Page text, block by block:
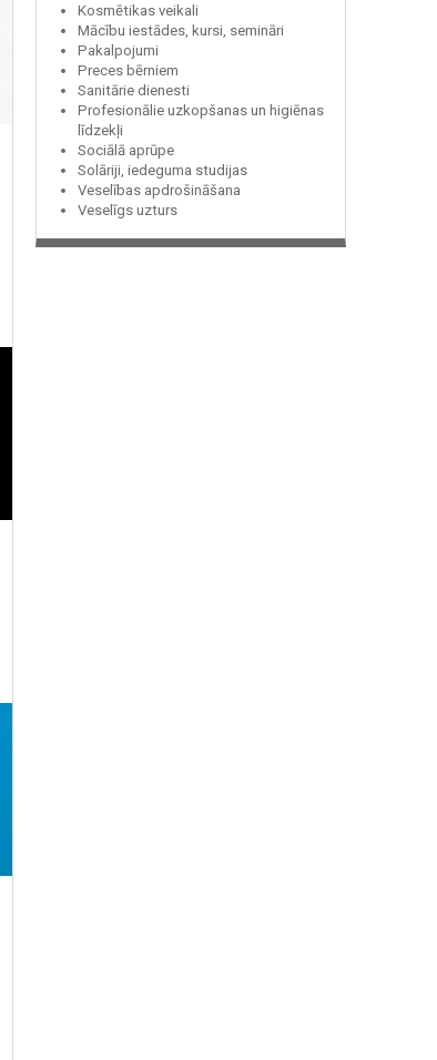
Kosmētikas veikali
Mācību iestādes, kursi, semināri
Pakalpojumi
Preces bērniem
Sanitārie dienesti
Profesionālie uzkopšanas un higiēnas
līdzekļi
Sociālā aprūpe
Solāriji, iedeguma studijas
Veselības apdrošināšana
Veselīgs uzturs